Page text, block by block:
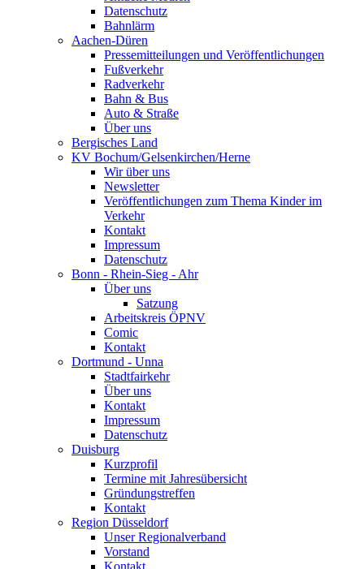
Datenschutz
Bahnlärm
Aachen-Düren
Pressemitteilungen und Veröffentlichungen
Fußverkehr
Radverkehr
Bahn & Bus
Auto & Straße
Über uns
Bergisches Land
KV Bochum/Gelsenkirchen/Herne
Wir über uns
Newsletter
Veröffentlichungen zum Thema Kinder im
Verkehr
Kontakt
Impressum
Datenschutz
Bonn - Rhein-Sieg - Ahr
Über uns
Satzung
Arbeitskreis ÖPNV
Comic
Kontakt
Dortmund - Unna
Stadtfairkehr
Über uns
Kontakt
Impressum
Datenschutz
Duisburg
Kurzprofil
Termine mit Jahresübersicht
Gründungstreffen
Kontakt
Region Düsseldorf
Unser Regionalverband
Vorstand
Kontakt